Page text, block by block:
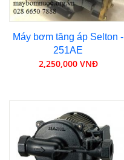
Máy bơm tăng áp Selton -
251AE
2,250,000 VNĐ